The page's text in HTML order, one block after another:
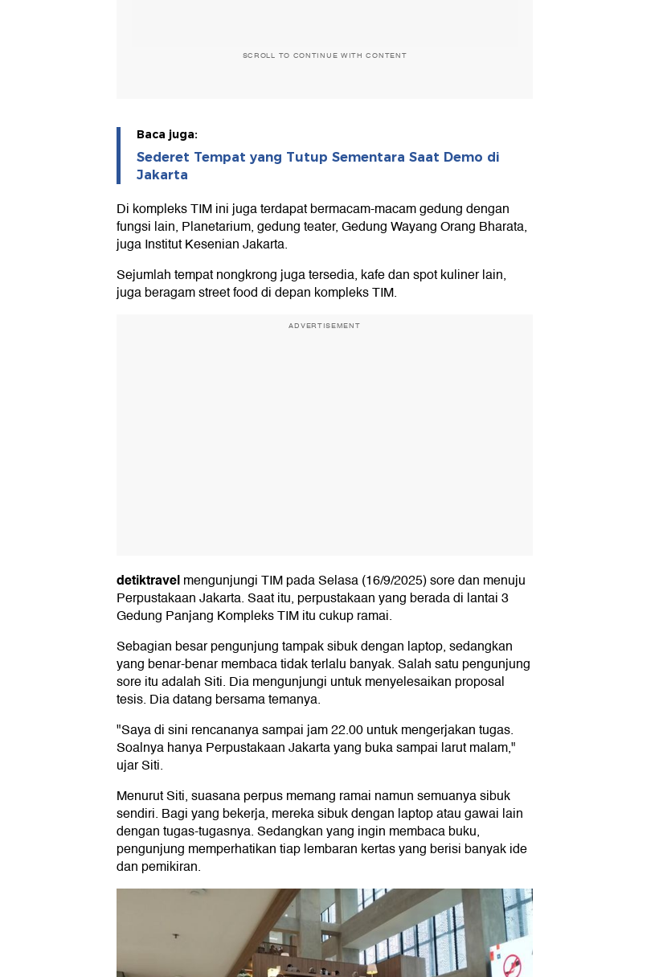
SCROLL TO CONTINUE WITH CONTENT
Baca juga:
Sederet Tempat yang Tutup Sementara Saat Demo di
Jakarta
Di kompleks TIM ini juga terdapat bermacam-macam gedung dengan
fungsi lain, Planetarium, gedung teater, Gedung Wayang Orang Bharata,
juga Institut Kesenian Jakarta.
Sejumlah tempat nongkrong juga tersedia, kafe dan spot kuliner lain,
juga beragam street food di depan kompleks TIM.
ADVERTISEMENT
detiktravelmengunjungi TIM pada Selasa (16/9/2025) sore dan menuju
Perpustakaan Jakarta. Saat itu, perpustakaan yang berada di lantai 3
Gedung Panjang Kompleks TIM itu cukup ramai.
Sebagian besar pengunjung tampak sibuk dengan laptop, sedangkan
yang benar-benar membaca tidak terlalu banyak. Salah satu pengunjung
sore itu adalah Siti. Dia mengunjungi untuk menyelesaikan proposal
tesis. Dia datang bersama temanya.
"Saya di sini rencananya sampai jam 22.00 untuk mengerjakan tugas.
Soalnya hanya Perpustakaan Jakarta yang buka sampai larut malam,"
ujar Siti.
Menurut Siti, suasana perpus memang ramai namun semuanya sibuk
sendiri. Bagi yang bekerja, mereka sibuk dengan laptop atau gawai lain
dengan tugas-tugasnya. Sedangkan yang ingin membaca buku,
pengunjung memperhatikan tiap lembaran kertas yang berisi banyak ide
dan pemikiran.